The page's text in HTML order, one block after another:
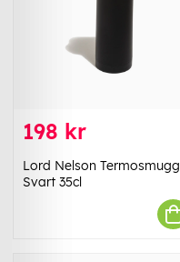
198 kr
Lord Nelson Termosmugg
Svart 35cl